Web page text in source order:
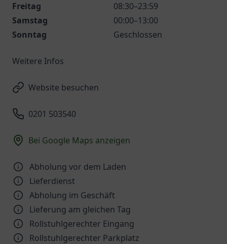
Freitag
08:30–23:59
Samstag
00:00–13:00
Sonntag
Geschlossen
Weitere Infos
Website besuchen
0201 503540
Bei Google Maps anzeigen
Abholung vor dem Laden
Lieferdienst
Abholung im Geschäft
Lieferung am gleichen Tag
Rollstuhlgerechter Eingang
Rollstuhlgerechter Parkplatz